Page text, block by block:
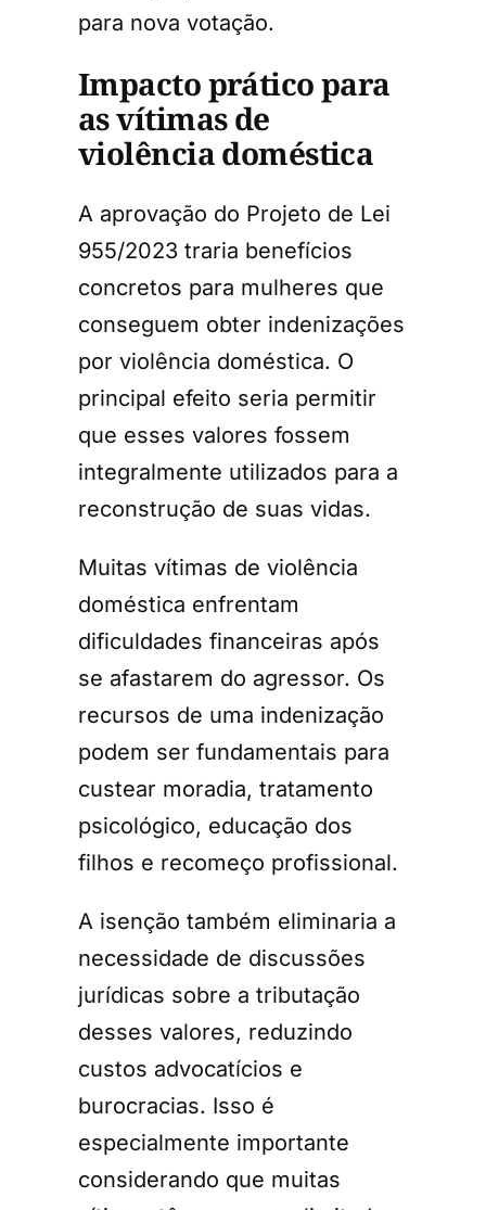
para nova votação.
Impacto prático para
as vítimas de
violência doméstica
A aprovação do Projeto de Lei
955/2023 traria benefícios
concretos para mulheres que
conseguem obter indenizações
por violência doméstica. O
principal efeito seria permitir
que esses valores fossem
integralmente utilizados para a
reconstrução de suas vidas.
Muitas vítimas de violência
doméstica enfrentam
dificuldades financeiras após
se afastarem do agressor. Os
recursos de uma indenização
podem ser fundamentais para
custear moradia, tratamento
psicológico, educação dos
filhos e recomeço profissional.
A isenção também eliminaria a
necessidade de discussões
jurídicas sobre a tributação
desses valores, reduzindo
custos advocatícios e
burocracias. Isso é
especialmente importante
considerando que muitas